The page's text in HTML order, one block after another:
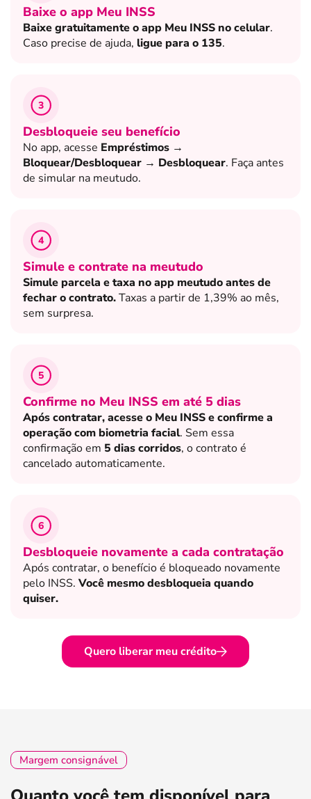
Baixe o app Meu INSS
Baixe gratuitamente o app Meu INSS no celular.
Caso precise de ajuda, ligue para o 135.
3
Desbloqueie seu benefício
No app, acesse Empréstimos →
Bloquear/Desbloquear → Desbloquear. Faça antes
de simular na meutudo.
4
Simule e contrate na meutudo
Simule parcela e taxa no app meutudo antes de
fechar o contrato.Taxas a partir de 1,39% ao mês,
sem surpresa.
5
Confirme no Meu INSS em até 5 dias
Após contratar, acesse o Meu INSS e confirme a
operação com biometria facial. Sem essa
confirmação em 5 dias corridos, o contrato é
cancelado automaticamente.
6
Desbloqueie novamente a cada contratação
Após contratar, o benefício é bloqueado novamente
pelo INSS. Você mesmo desbloqueia quando
quiser.
Quero liberar meu crédito
Margem consignável